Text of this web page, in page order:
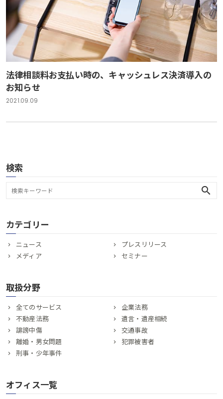
法律相談料お支払い時の、キャッシュレス決済導入の
お知らせ
2021.09.09
検索
search
カテゴリー
ニュース
プレスリリース
メディア
セミナー
取扱分野
全てのサービス
企業法務
不動産法務
遺言・遺産相続
誹謗中傷
交通事故
離婚・男女問題
犯罪被害者
刑事・少年事件
オフィス一覧